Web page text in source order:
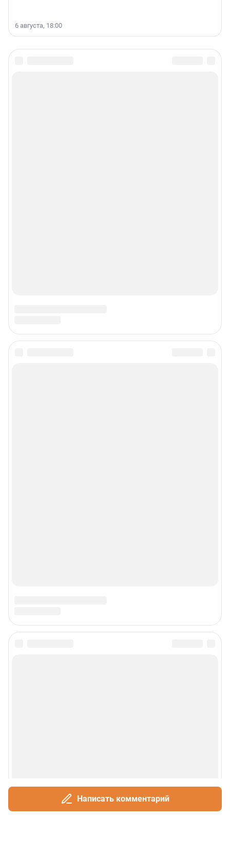
6 августа, 18:00
Написать комментарий